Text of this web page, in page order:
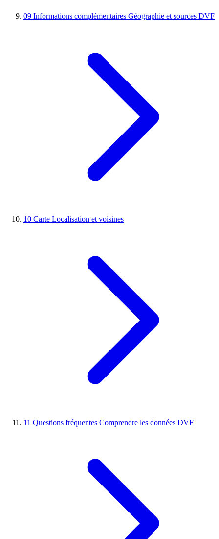
09 Informations complémentaires Géographie et sources DVF
10 Carte Localisation et voisines
11 Questions fréquentes Comprendre les données DVF